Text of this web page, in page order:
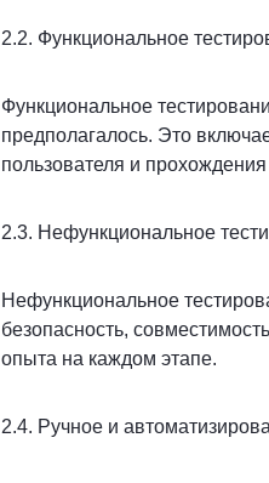
2.2. Функциональное
Функциональное
предполагалось. Это
пользователя и
2.3. Нефункциональное
Нефункциональное
безопасность,
опыта на каждом этапе.
2.4. Ручное и